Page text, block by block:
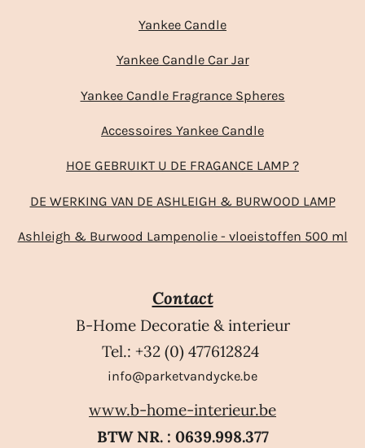
Yankee Candle
Yankee Candle Car Jar
Yankee Candle Fragrance Spheres
Accessoires Yankee Candle
HOE GEBRUIKT U DE FRAGANCE LAMP ?
DE WERKING VAN DE ASHLEIGH & BURWOOD LAMP
Ashleigh & Burwood Lampenolie - vloeistoffen 500 ml
Contact
B-Home Decoratie & interieur
Tel.: +32 (0) 477612824
info@parketvandycke.be
www.b-home-interieur.be
BTW NR. : 0639.998.377